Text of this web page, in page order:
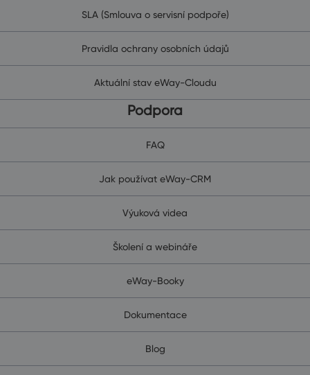
SLA (Smlouva o servisní podpoře)
Pravidla ochrany osobních údajů
Aktuální stav eWay-Cloudu
Podpora
FAQ
Jak používat eWay-CRM
Výuková videa
Školení a webináře
eWay-Booky
Dokumentace
Blog